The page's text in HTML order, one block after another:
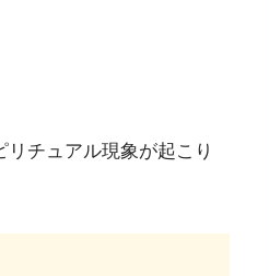
リチュアル現象が起こり